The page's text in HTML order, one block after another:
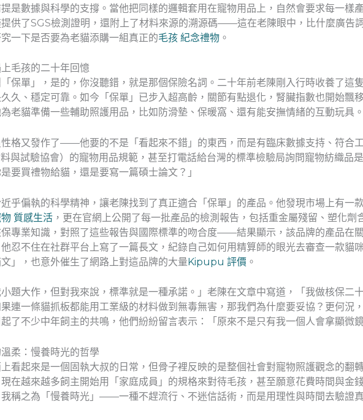
是數據與科學的支撐。當他把同樣的邏輯套用在寵物用品上，自然會要求每一樣
供了SGS檢測證明，還附上了材料來源的溯源碼——這在老陳眼中，比什麼廣告
一下是否要為老貓添購一組真正的毛孩 紀念禮物。
毛孩的二十年回憶
保單」，是的，你沒聽錯，就是那個保險名詞。二十年前老陳剛入行時收養了這
久、穩定可靠。如今「保單」已步入超高齡，關節有點退化，腎臟指數也開始飄
老貓準備一些輔助照護用品，比如防滑墊、保暖窩、還有能安撫情緒的互動玩具。
格又發作了——他要的不是「看起來不錯」的東西，而是有臨床數據支持、符合
與試驗協會）的寵物用品規範，甚至打電話給台灣的標準檢驗局詢問寵物紡織品
要買禮物給貓，還是要寫一篇碩士論文？」
乎偏執的科學精神，讓老陳找到了真正適合「保單」的產品。他發現市場上有
質感生活，更在官網上公開了每一批產品的檢測報告，包括重金屬殘留、塑化劑
專業知識，對照了這些報告與國際標準的吻合度——結果顯示，該品牌的產品在
忍不住在社群平台上寫了一篇長文，紀錄自己如何用精算師的眼光去審查一款貓
」，也意外催生了網路上對這品牌的大量Kipupu 評價。
小題大作，但對我來說，標準就是一種承諾。」老陳在文章中寫道，「我做核保二
連一條貓抓板都能用工業級的材料做到無毒無害，那我們為什麼要妥協？更何況
了不少中年飼主的共鳴，他們紛紛留言表示：「原來不是只有我一個人會拿顯微鏡
柔：慢養時光的哲學
看起來是一個固執大叔的日常，但骨子裡反映的是整個社會對寵物照護觀念的翻
在越來越多飼主開始用「家庭成員」的規格來對待毛孩，甚至願意花費時間與金
稱之為「慢養時光」——一種不趕流行、不迷信話術，而是用理性與時間去驗證